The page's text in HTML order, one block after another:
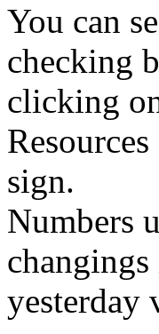
You can
checking
clicking
sign.
Numbers
yesterday